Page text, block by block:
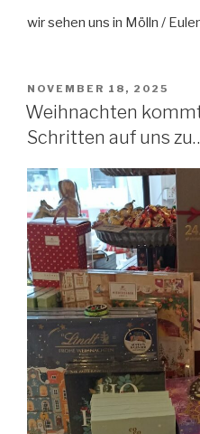
wir sehen uns in Mölln /
VERÖFFENTLICHT
AM
NOVEMBER 18, 2025
Weihnachten
Schritten auf uns